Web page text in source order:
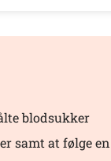
blodsukker
samt at følge en